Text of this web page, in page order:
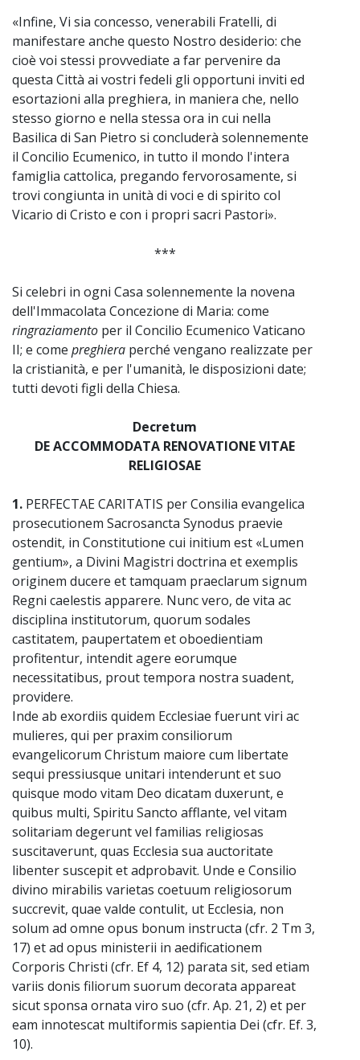
«Infine, Vi sia concesso, venerabili Fratelli, di
manifestare anche questo Nostro desiderio: che
cioè voi stessi provvediate a far pervenire da
questa Città ai vostri fedeli gli opportuni inviti ed
esortazioni alla preghiera, in maniera che, nello
stesso giorno e nella stessa ora in cui nella
Basilica di San Pietro si concluderà solennemente
il Concilio Ecumenico, in tutto il mondo l'intera
famiglia cattolica, pregando fervorosamente, si
trovi congiunta in unità di voci e di spirito col
Vicario di Cristo e con i propri sacri Pastori».
***
Si celebri in ogni Casa solennemente la novena
dell'Immacolata Concezione di Maria: come
ringraziamento per il Concilio Ecumenico Vaticano
II; e come preghiera perché vengano realizzate per
la cristianità, e per l'umanità, le disposizioni date;
tutti devoti figli della Chiesa.
Decretum
DE ACCOMMODATA RENOVATIONE VITAE
RELIGIOSAE
1. PERFECTAE CARITATIS per Consilia evangelica
prosecutionem Sacrosancta Synodus praevie
ostendit, in Constitutione cui initium est «Lumen
gentium», a Divini Magistri doctrina et exemplis
originem ducere et tamquam praeclarum signum
Regni caelestis apparere. Nunc vero, de vita ac
disciplina institutorum, quorum sodales
castitatem, paupertatem et oboedientiam
profitentur, intendit agere eorumque
necessitatibus, prout tempora nostra suadent,
providere.
Inde ab exordiis quidem Ecclesiae fuerunt viri ac
mulieres, qui per praxim consiliorum
evangelicorum Christum maiore cum libertate
sequi pressiusque unitari intenderunt et suo
quisque modo vitam Deo dicatam duxerunt, e
quibus multi, Spiritu Sancto afflante, vel vitam
solitariam degerunt vel familias religiosas
suscitaverunt, quas Ecclesia sua auctoritate
libenter suscepit et adprobavit. Unde e Consilio
divino mirabilis varietas coetuum religiosorum
succrevit, quae valde contulit, ut Ecclesia, non
solum ad omne opus bonum instructa (cfr. 2 Tm 3,
17) et ad opus ministerii in aedificationem
Corporis Christi (cfr. Ef 4, 12) parata sit, sed etiam
variis donis filiorum suorum decorata appareat
sicut sponsa ornata viro suo (cfr. Ap. 21, 2) et per
eam innotescat multiformis sapientia Dei (cfr. Ef. 3,
10).